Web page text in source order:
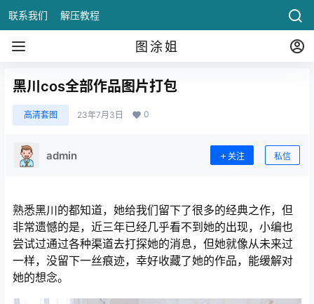
联系我们 解压教程
图涂姐
黑川cos全部作品图片打包
高清套图 23年7月3日 0
admin 关注 私信
熟悉黑川的都知道，她给我们留下了很多的经典之作，但
非常遗憾的是，近三年已经几乎看不到她的出现，小编也
尝试过通过各种渠道去打探她的消息，但她就像从未来过
一样，没留下一丝痕迹，幸好收藏了她的作品，能缓解对
她的想念。